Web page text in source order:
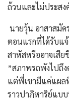
ถ้วนและไม่ประสง
นายวุ้น อาสาสมัค
ตอนแรกที่ได้รับแจ้
สาหัสหรืออาจเสี
​”สภาพรถพังไปถึ
แต่พี่เขามีแค่แผล
ราวปาฏิหาริย์แบ